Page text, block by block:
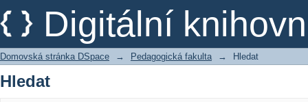
Digitální
Hledat
Domovská stránka DSpace → Pedagogická fakulta → Hledat
Hledat